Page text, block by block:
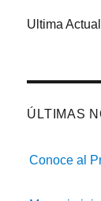
Ultima
ÚLTIMAS